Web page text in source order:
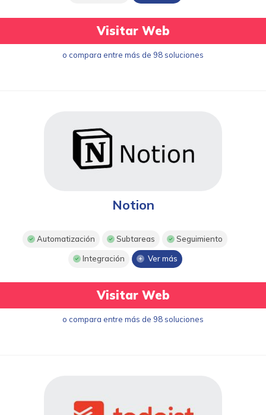
Visitar Web
o compara entre más de 98 soluciones
Notion
Automatización Subtareas Seguimiento
Integración Ver más
Visitar Web
o compara entre más de 98 soluciones